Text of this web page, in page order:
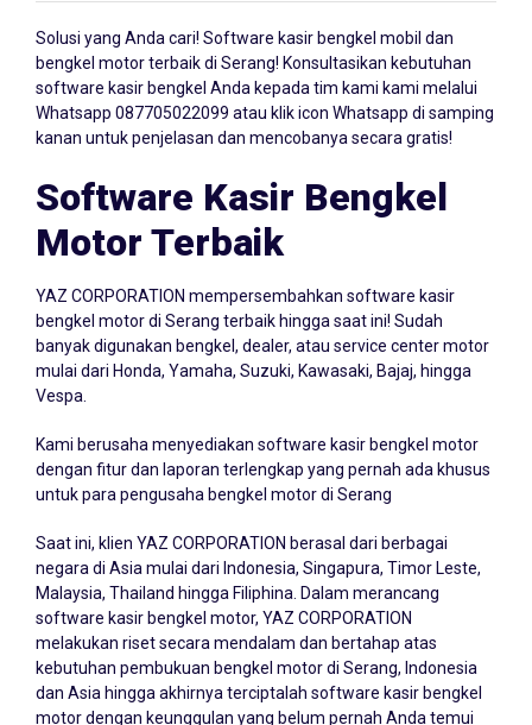
Solusi yang Anda cari! Software kasir bengkel mobil dan
bengkel motor terbaik di Serang! Konsultasikan kebutuhan
software kasir bengkel Anda kepada tim kami kami melalui
Whatsapp 087705022099 atau klik icon Whatsapp di samping
kanan untuk penjelasan dan mencobanya secara gratis!
Software Kasir Bengkel
Motor Terbaik
YAZ CORPORATION mempersembahkan software kasir
bengkel motor di Serang terbaik hingga saat ini! Sudah
banyak digunakan bengkel, dealer, atau service center motor
mulai dari Honda, Yamaha, Suzuki, Kawasaki, Bajaj, hingga
Vespa.
Kami berusaha menyediakan software kasir bengkel motor
dengan fitur dan laporan terlengkap yang pernah ada khusus
untuk para pengusaha bengkel motor di Serang
Saat ini, klien YAZ CORPORATION berasal dari berbagai
negara di Asia mulai dari Indonesia, Singapura, Timor Leste,
Malaysia, Thailand hingga Filiphina. Dalam merancang
software kasir bengkel motor, YAZ CORPORATION
melakukan riset secara mendalam dan bertahap atas
kebutuhan pembukuan bengkel motor di Serang, Indonesia
dan Asia hingga akhirnya terciptalah software kasir bengkel
motor dengan keunggulan yang belum pernah Anda temui